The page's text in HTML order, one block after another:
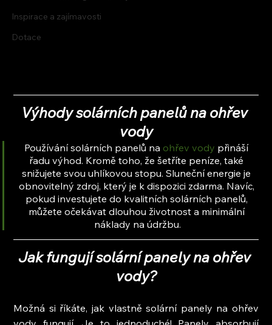
Inspirace a zajímavosti
Dotace
Výhody solárních panelů na ohřev
vody
Používání solárních panelů na ohřev vody přináší
řadu výhod. Kromě toho, že šetříte peníze, také
snižujete svou uhlíkovou stopu. Sluneční energie je
obnovitelný zdroj, který je k dispozici zdarma. Navíc,
pokud investujete do kvalitních solárních panelů,
můžete očekávat dlouhou životnost a minimální
náklady na údržbu.
Jak fungují solární panely na ohřev
vody?
Možná si říkáte, jak vlastně solární panely na ohřev